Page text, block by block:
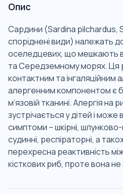
Опис
Сардини (Sardina pilchardus,
споріднені види) належать
оселедцевих, що мешкають
та Середземному морях. Ця
контактним та
алергенним компонентом є
м’язовій тканині. Алергія на
зустрічається у дітей і може
симптоми – шкірні,
судинні, респіраторні, а
перехресна реактивність
кісткових риб, проте вона